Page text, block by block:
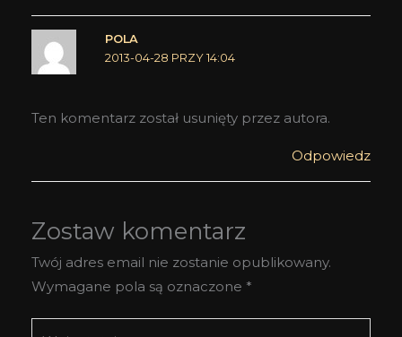
POLA
2013-04-28 PRZY 14:04
Ten komentarz został usunięty przez autora.
Odpowiedz
Zostaw komentarz
Twój adres email nie zostanie opublikowany.
Wymagane pola są oznaczone *